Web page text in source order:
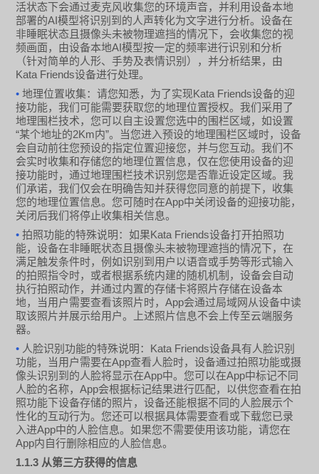
活状态下会通过麦克风收集您的环境声音，并利用设备本地
部署的AI模型将识别到的人声转化为文字进行分析。设备在
非睡眠状态且摄像头未被物理遮挡的情况下，会收集您的视
频画面，由设备本地AI模型按一定的频率进行识别和分析
（针对简单的人形、手势及表情识别），并分析结果，由
Kata Friends设备进行处理。
•地理位置收集：请您知悉，为了实现Kata Friends设备的迎
接功能，我们可能需要获取您的地理位置授权。我们采用了
地理围栏技术，您可以自主设置您选中的围栏区域，如设置
“某个地址的2Km内”。当您进入预设的地理围栏区域时，设备
会自动前往您预设的指定位置迎接您，并与您互动。我们不
会实时收集和存储您的地理位置信息，仅在您使用设备的迎
接功能时，通过地理围栏技术识别您是否靠近设定区域。我
们承诺，我们仅会在明确告知并获得您同意的前提下，收集
您的地理位置信息。您可随时在App中关闭设备的迎接功能，
关闭后我们将停止收集相关信息。
•拍照功能的特殊说明：如果Kata Friends设备打开拍照功
能，设备在非睡眠状态且摄像头未被物理遮挡的情况下，在
满足触发条件时，例如识别到用户以语音或手势等形式输入
的拍照指令时，或者根据系统内建的随机机制，设备会自动
执行拍照动作，并通过内置的存储卡将照片存储在设备本
地，当用户需要查看该照片时，App会通过局域网从设备中读
取该照片并展示给用户。上述照片信息不会上传至云端服务
器。
• 人脸识别功能的特殊说明： Kata Friends设备具有人脸识别
功能，当用户需要在App查看人脸时，设备通过拍照功能或摄
像头识别到的人脸将显示在App中。您可以在App中标记不同
人脸的名称，App会根据标记结果进行匹配，以供您查看在拍
照功能下设备存储的照片，设备还能根据不同的人脸展示个
性化的互动行为。您还可以根据具体需要查看或下载您已录
入进App中的人脸信息。如果您不需要使用该功能，请您在
App内自行删除相应的人脸信息。
1.1.3 从第三方获得的信息